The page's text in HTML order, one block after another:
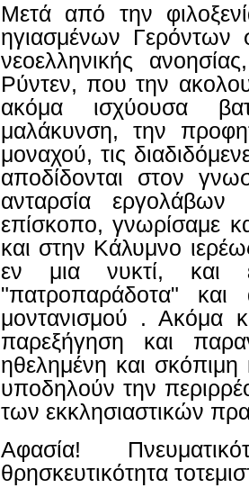
Mετά από την
ηγιασμένων Γερόντων
νεοελληνικής
Ρύντεν, που την
ακόμα ισχύουσα
μαλάκυνση, την
μοναχού, τις
αποδίδονται στον
ανταρσία
επίσκοπο, γνωρίσαμε
και στην Κάλυμνο
εν μια νυκτί, και
"πατροπαράδοτα"
μοντανισμού . Ακόμα
παρεξήγηση και
ηθελημένη και
υποδηλούν την
των εκκλησιαστικών
Αφασία!
θρησκευτικότητα